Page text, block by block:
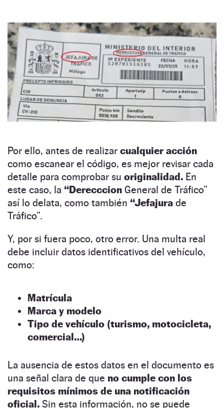
Por ello, antes de realizar cualquier acción
como escanear el código, es mejor revisar cada
detalle para comprobar su originalidad. En
este caso, la “Derecccion General de Tráfico”
así lo delata, como también “Jefajura de
Tráfico”.
Y, por si fuera poco, otro error. Una multa real
debe incluir datos identificativos del vehículo,
como:
Matrícula
Marca y modelo
Tipo de vehículo (turismo, motocicleta,
comercial…)
La ausencia de estos datos en el documento es
una señal clara de que no cumple con los
requisitos mínimos de una notificación
oficial. Sin esta información, no se puede